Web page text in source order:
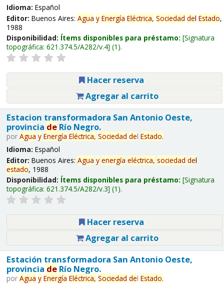
Idioma: Español
Editor: Buenos Aires: Agua y Energía Eléctrica, Sociedad del Estado,
1988
Disponibilidad: Ítems disponibles para préstamo: Signatura
topográfica: 621.374.5/A282/v.4 (1).
Hacer reserva
Agregar al carrito
Estacion transformadora San Antonio Oeste,
provincia deRío Negro.
por Agua y Energía Eléctrica, Sociedad del Estado.
Idioma: Español
Editor: Buenos Aires: Agua y energía eléctrica, sociedad del
estado, 1988
Disponibilidad: Ítems disponibles para préstamo: Signatura
topográfica: 621.374.5/A282/v.3 (1).
Hacer reserva
Agregar al carrito
Estación transformadora San Antonio Oeste,
provincia deRío Negro.
por Agua y Energía Eléctrica, Sociedad del Estado.